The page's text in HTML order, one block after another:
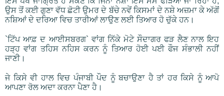
ਉਸ ਤੋਂ ਕਈ ਗੁਣਾ ਵੱਧ ਛੋਟੀ ਉਮਰ ਦੇ ਬੱਚੇ ਨਵੇਂ ਕਿਸਮਾਂ ਦੇ ਨਸ਼ੇ ਅਜ਼ਮਾ ਕੇ ਅੱਗੋਂ
ਨਸ਼ਿਆਂ ਦੇ ਦਰਿਆ ਵਿਚ ਤਾਰੀਆਂ ਲਾਉਣ ਲਈ ਤਿਆਰ ਹੋ ਚੁੱਕੇ ਹਨ।
`ਟਿੱਪ ਆਫ਼ ਦ ਆਈਸਬਰਗ` ਵਾਂਗ ਨਿੱਕੇ ਮੋਟੇ ਸੌਦਾਗਰ ਫੜ ਲੈਣ ਨਾਲ ਇਹ
ਹੜ੍ਹ ਵਾਂਗ ਤਹਿਸ ਨਹਿਸ ਕਰਨ ਨੂੰ ਤਿਆਰ ਹੋਈ ਪਈ ਫੌਜ ਸੰਭਾਲੀ ਨਹੀਂ
ਜਾਣੀ।
ਜੇ ਕਿਸੇ ਵੀ ਹਾਲ ਵਿਚ ਪੰਜਾਬੀ ਪੌਦ ਨੂੰ ਬਚਾਉਣਾ ਹੈ ਤਾਂ ਹਰ ਕਿਸੇ ਨੂੰ ਆਪੋ
ਆਪਣਾ ਰੋਲ ਅਦਾ ਕਰਨਾ ਪੈਣਾ ਹੈ।